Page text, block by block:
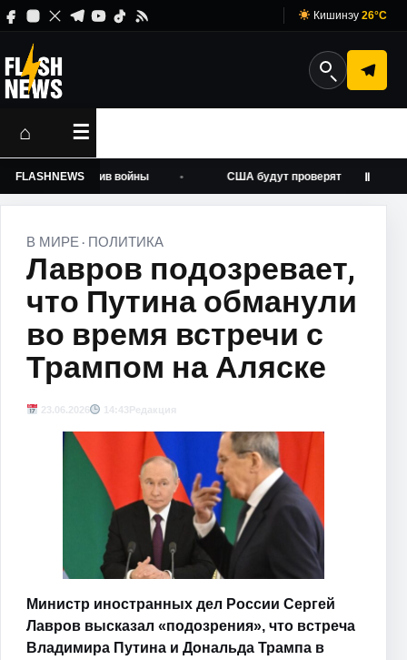
Кишинэу 26°C
⌂ ☰
FLASHNEWS
против войны США будут проверять аккаунтыⅡ
В МИРЕ · ПОЛИТИКА
Лавров подозревает,
что Путина обманули
во время встречи с
Трампом на Аляске
23.06.2026 14:43Редакция
Министр иностранных дел России Сергей
Лавров высказал «подозрения», что встреча
Владимира Путина и Дональда Трампа в